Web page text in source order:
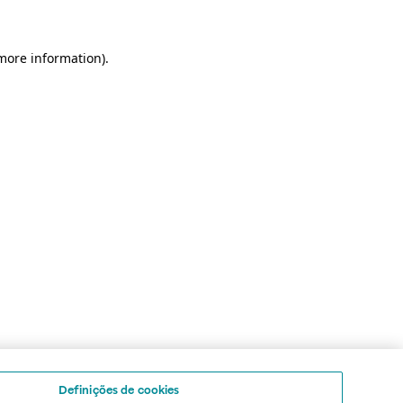
information).
Definições de cookies